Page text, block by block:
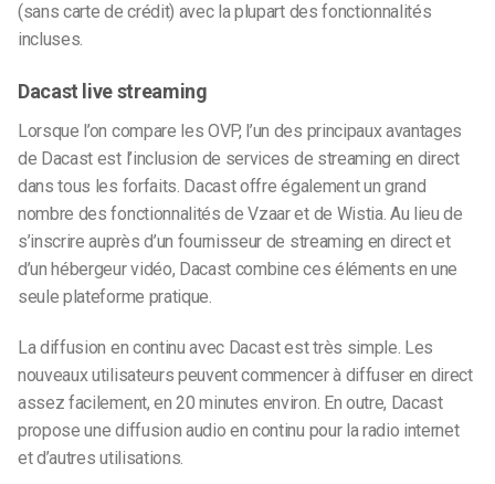
(sans carte de crédit) avec la plupart des fonctionnalités
incluses.
Dacast live streaming
Lorsque l’on compare les OVP, l’un des principaux avantages
de Dacast est l’inclusion de services de streaming en direct
dans tous les forfaits. Dacast offre également un grand
nombre des fonctionnalités de Vzaar et de Wistia. Au lieu de
s’inscrire auprès d’un fournisseur de streaming en direct et
d’un hébergeur vidéo, Dacast combine ces éléments en une
seule plateforme pratique.
La diffusion en continu avec Dacast est très simple. Les
nouveaux utilisateurs peuvent commencer à diffuser en direct
assez facilement, en 20 minutes environ. En outre, Dacast
propose une diffusion audio en continu pour la radio internet
et d’autres utilisations.